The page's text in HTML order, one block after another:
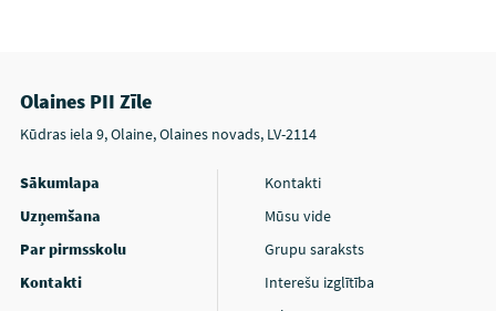
Olaines PII Zīle
Kūdras iela 9, Olaine, Olaines novads, LV-2114
Sākumlapa
Uzņemšana
Par pirmsskolu
Kontakti
Kontakti
Mūsu vide
Grupu saraksts
Interešu izglītība